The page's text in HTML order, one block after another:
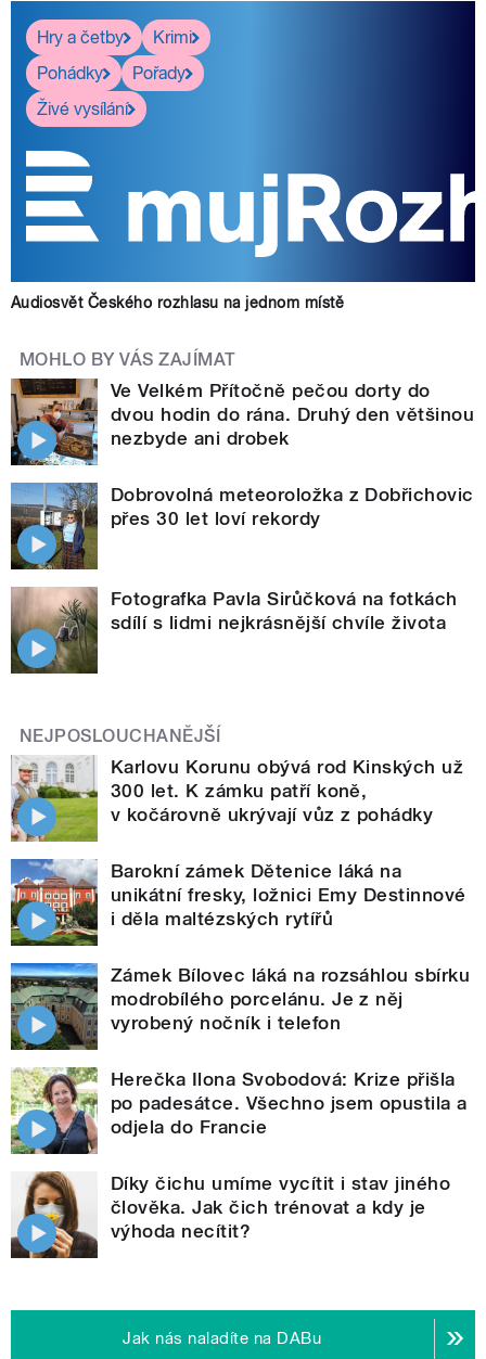
Hry a četby
Krimi
Pohádky
Pořady
Živé vysílání
Audiosvět Českého rozhlasu na jednom místě
MOHLO BY VÁS ZAJÍMAT
Ve Velkém Přítočně pečou dorty do
dvou hodin do rána. Druhý den většinou
nezbyde ani drobek
Dobrovolná meteoroložka z Dobřichovic
přes 30 let loví rekordy
Fotografka Pavla Sirůčková na fotkách
sdílí s lidmi nejkrásnější chvíle života
NEJPOSLOUCHANĚJŠÍ
Karlovu Korunu obývá rod Kinských už
300 let. K zámku patří koně,
v kočárovně ukrývají vůz z pohádky
Barokní zámek Dětenice láká na
unikátní fresky, ložnici Emy Destinnové
i děla maltézských rytířů
Zámek Bílovec láká na rozsáhlou sbírku
modrobílého porcelánu. Je z něj
vyrobený nočník i telefon
Herečka Ilona Svobodová: Krize přišla
po padesátce. Všechno jsem opustila a
odjela do Francie
Díky čichu umíme vycítit i stav jiného
člověka. Jak čich trénovat a kdy je
výhoda necítit?
Jak nás naladíte na DABu